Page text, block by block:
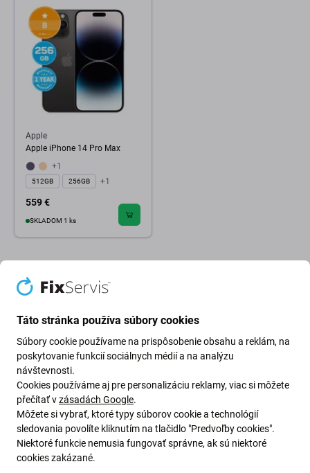
Apple
Apple iPhone 14 Pro Max
+1
512GB 256GB +1
559 €
SKLADOM 1 ks
Ekológia na prvom mieste
Táto stránka používa súbory cookies
Súbory cookie používame na prispôsobenie obsahu a reklám, na
poskytovanie funkcií sociálnych médií a na analýzu
návštevnosti.
Cookies používáme aj pre personalizáciu reklamy, viac si môžete
přečítať vzásadách Google.
Môžete si vybrať, ktoré typy súborov cookie a technológií
sledovania povolíte kliknutím na tlačidlo "Predvoľby cookies".
Niektoré funkcie nemusia fungovať správne, ak sú niektoré
cookies zakázané.